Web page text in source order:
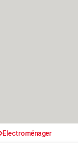
Electroménager